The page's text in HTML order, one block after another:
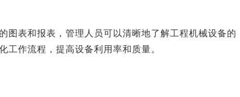
表和报表，管理人员可以清晰地了解工程机械设备的
工作流程，提高设备利用率和质量。